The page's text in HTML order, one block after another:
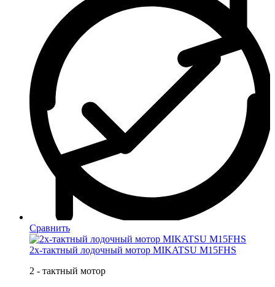
Сравнить
2х-тактный лодочный мотор MIKATSU M15FHS
2 - тактный мотор